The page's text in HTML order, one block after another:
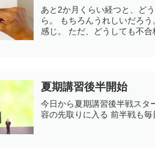
あと2か月くらい経つと、ど
ら。 もちろんうれしいだろ
感じ。 ただ、どうしても不
夏期講習後半開始
今日から夏期講習後半戦スタ
容の先取りに入る 前半戦も